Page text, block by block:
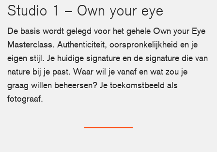
Studio 1 – Own your eye
De basis wordt gelegd voor het gehele Own your Eye
Masterclass. Authenticiteit, oorspronkelijkheid en je
eigen stijl. Je huidige signature en de signature die van
nature bij je past. Waar wil je vanaf en wat zou je
graag willen beheersen? Je toekomstbeeld als
fotograaf.